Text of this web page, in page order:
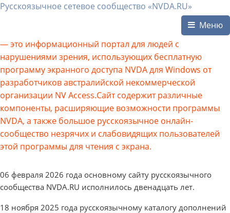
Русскоязычное сетевое сообщество «NVDA.RU»
Меню
— это информационный портал для людей с
нарушениями зрения, использующих бесплатную
программу экранного доступа NVDA для Windows от
разработчиков австралийской некоммерческой
организации NV Access.Сайт содержит различные
компоненты, расширяющие возможности программы
NVDA, а также большое русскоязычное онлайн-
сообщество незрячих и слабовидящих пользователей
этой программы для чтения с экрана.
06 февраля 2026 года основному сайту русскоязычного
сообщества NVDA.RU исполнилось двенадцать лет.
18 ноября 2025 года русскоязычному каталогу дополнений